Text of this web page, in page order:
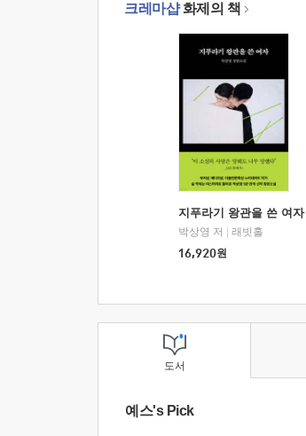
크레마샵화제의 책
지푸라기 왕관을 쓴 여자
박상영 저
래빗홀
16,920원
도서
예스's Pick